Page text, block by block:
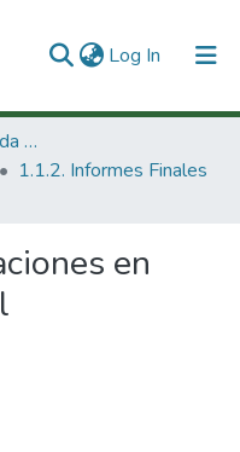
Log In (current)
1. Investigación Financiada con Recursos Públicos
1.1.2. Informes Finales
en